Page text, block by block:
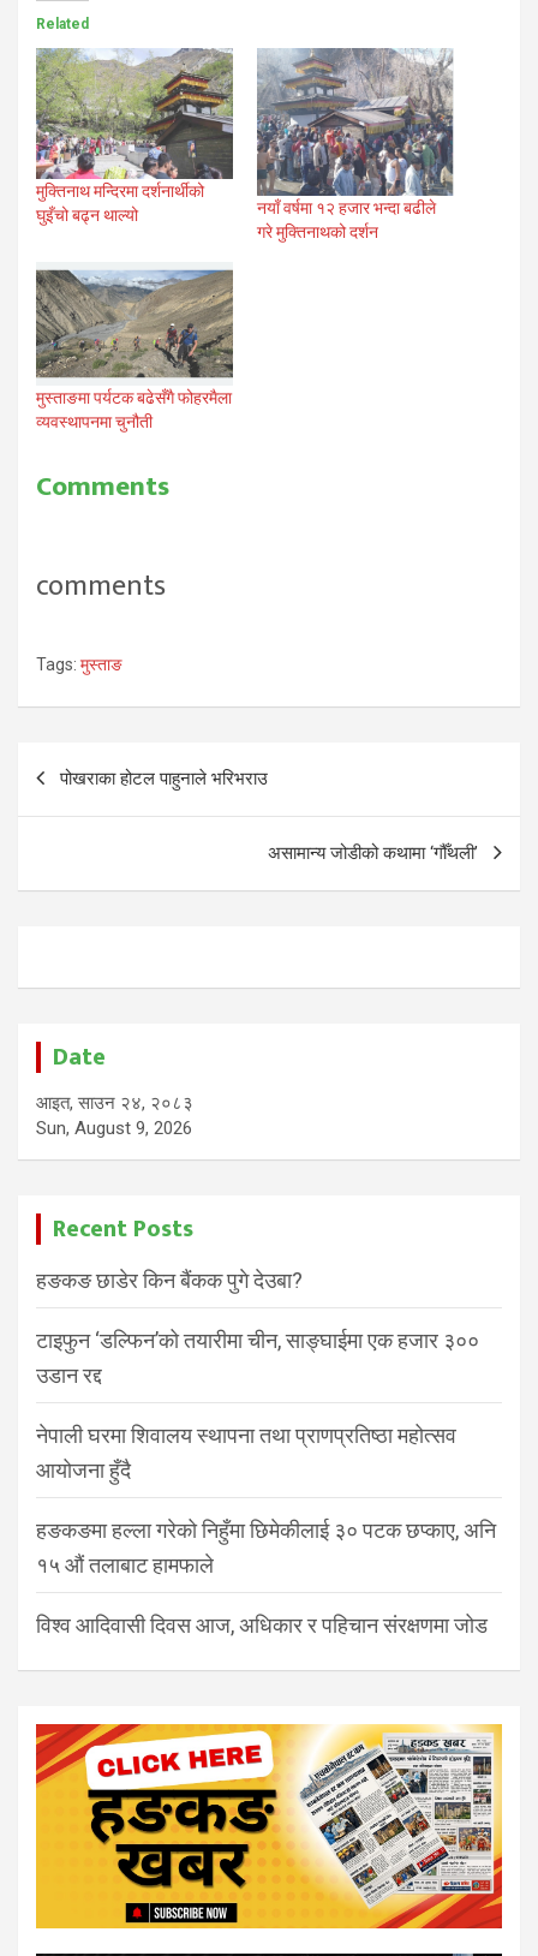
Related
मुक्तिनाथ मन्दिरमा दर्शनार्थीको
घुइँचो बढ्न थाल्यो
नयाँ वर्षमा १२ हजार भन्दा बढीले
गरे मुक्तिनाथको दर्शन
मुस्ताङमा पर्यटक बढेसँगै फोहरमैला
व्यवस्थापनमा चुनौती
Comments
comments
Tags: मुस्ताङ
Post
navigation
पोखराका होटल पाहुनाले भरिभराउ
असामान्य जोडीको कथामा ‘गौँथली’
Date
आइत, साउन २४, २०८३
Sun, August 9, 2026
Recent Posts
हङकङ छाडेर किन बैंकक पुगे देउबा?
टाइफुन ‘डल्फिन’को तयारीमा चीन, साङ्घाईमा एक हजार ३००
उडान रद्द
नेपाली घरमा शिवालय स्थापना तथा प्राणप्रतिष्ठा महोत्सव
आयोजना हुँदै
हङकङमा हल्ला गरेको निहुँमा छिमेकीलाई ३० पटक छप्काए, अनि
१५ औं तलाबाट हामफाले
विश्व आदिवासी दिवस आज, अधिकार र पहिचान संरक्षणमा जोड